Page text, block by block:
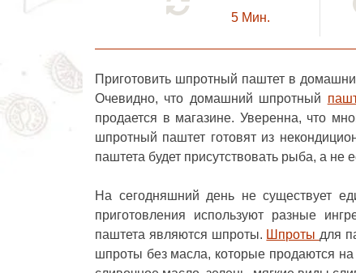
5 Мин.
Приготовить шпротный паштет в
Очевидно, что домашний шпротный
продается в магазине. Уверенна, что
шпротный паштет готовят из
паштета будет присутствовать рыба, а не
На сегодняшний день не существует
приготовления используют разные
паштета являются шпроты. Шпроты для
шпроты без масла, которые продаются